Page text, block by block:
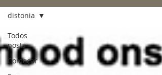
Todos
posts
Começar
distonia